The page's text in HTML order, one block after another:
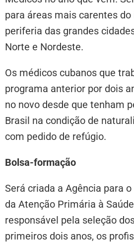
para áreas mais carentes
periferia das grandes
Norte e Nordeste.
Os médicos cubanos que
programa anterior por dois
no novo desde que tenham
Brasil na condição de
com pedido de refúgio.
Bolsa-formação
Será criada a Agência para
da Atenção Primária à
responsável pela seleção
primeiros dois anos, os